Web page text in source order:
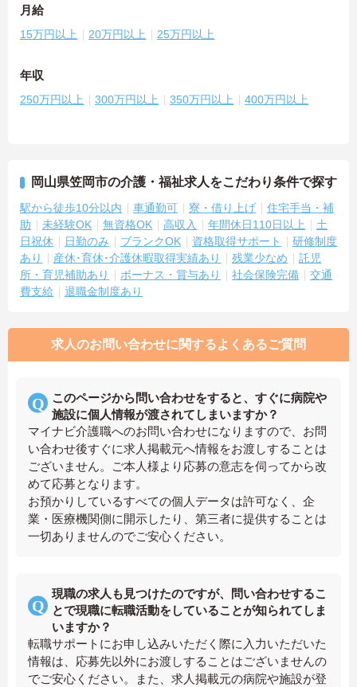
月給
15万円以上 20万円以上 25万円以上
年収
250万円以上 300万円以上 350万円以上 400万円以上
岡山県笠岡市の介護・福祉求人をこだわり条件で探す
駅から徒歩10分以内 車通勤可 寮・借り上げ
住宅手当・補
助
未経験OK 無資格OK 高収入 年間休日110日以上
土
日祝休
日勤のみ ブランクOK 資格取得サポート
研修制度
あり
産休･育休･介護休暇取得実績あり 残業少なめ
託児
所・育児補助あり
ボーナス・賞与あり 社会保険完備
交通
費支給
退職金制度あり
求人のお問い合わせに関するよくあるご質問
このページから問い合わせをすると、すぐに病院や
施設に個人情報が渡されてしまいますか？
マイナビ介護職へのお問い合わせになりますので、お問
い合わせ後すぐに求人掲載元へ情報をお渡しすることは
ございません。ご本人様より応募の意志を伺ってから改
めて応募となります。
お預かりしているすべての個人データは許可なく、企
業・医療機関側に開示したり、第三者に提供することは
一切ありませんのでご安心ください。
現職の求人も見つけたのですが、問い合わせするこ
とで現職に転職活動をしていることが知られてしま
いますか？
転職サポートにお申し込みいただく際に入力いただいた
情報は、応募先以外にお渡しすることはございませんの
でご安心ください。また、求人掲載元の病院や施設が登